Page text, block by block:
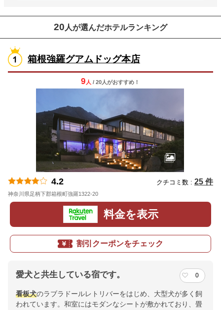
20 人が選んだホテルランキング
箱根強羅グアムドッグ本店
9 人 / 20人がおすすめ！
4.2 クチコミ数 : 25 件
神奈川県足柄下郡箱根町強羅1322-20
料金を表示
割引クーポンをチェック
愛犬と共生している宿です。 0
看板犬のラブラドールレトリバーをはじめ、大型犬が多く飼
われています。和室にはモダンなシートが敷かれており、畳